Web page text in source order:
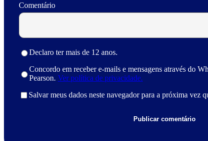
Comentário
Declaro ter mais de 12 anos.
Concordo em receber e-mails e mensagens através do
Pearson. Ver política de privacidade.
Salvar meus dados neste navegador para a próxima vez